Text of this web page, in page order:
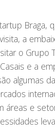
Braga,
a
o Grupo
e a
algumas
áreas e